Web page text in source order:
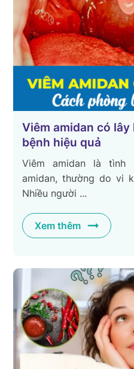
Viêm amidan có
bệnh hiệu quả
Viêm amidan là tình
amidan, thường do vi
Nhiều người ...
Xem thêm